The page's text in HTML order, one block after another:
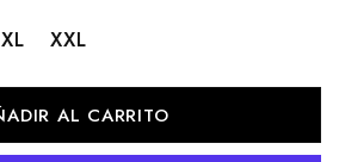
XL XXL
AL CARRITO